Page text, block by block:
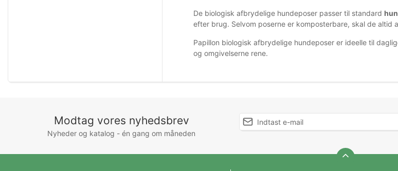
De biologisk afbrydelige hundeposer passer til standard
efter brug. Selvom poserne er komposterbare, skal de
Papillon biologisk afbrydelige hundeposer er ideelle til
og omgivelserne rene.
Modtag vores nyhedsbrev
Nyheder og katalog - én gang om måneden